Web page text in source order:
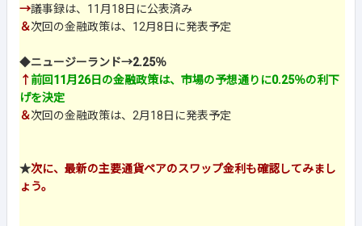
→議事録は、11月18日に公表済み
＆次回の金融政策は、12月8日に発表予定
◆ニュージーランド→2.25％
↑前回11月26日の金融政策は、市場の予想通りに0.25％の利下
げを決定
＆次回の金融政策は、2月18日に発表予定
★次に、最新の主要通貨ペアのスワップ金利も確認してみまし
ょう。